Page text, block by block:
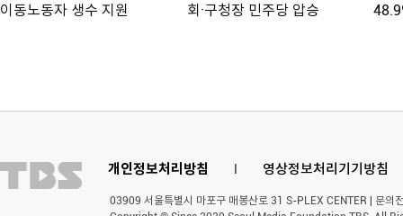
이동노동자 생수 지원
회·구청장 민주당 압승
개인정보처리방침 l 영상정보처리기기방침
03909 서울특별시 마포구 매봉산로 31 S-PLEX CENTER | 문